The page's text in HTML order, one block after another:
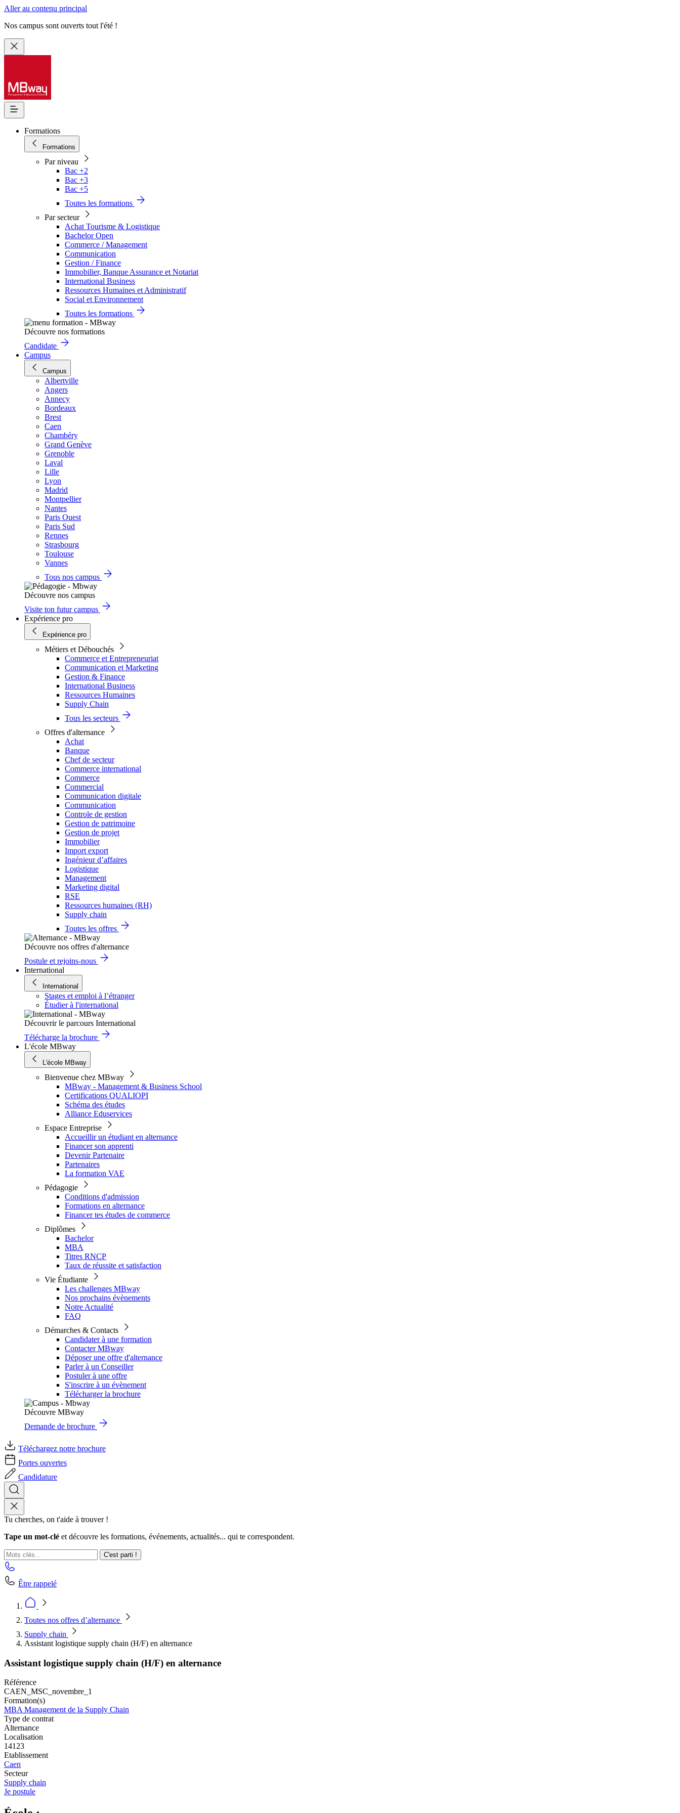
Aller au contenu principal
Nos campus sont ouverts tout l'été !
Formations
Formations
Par niveau
Bac +2
Bac +3
Bac +5
Toutes les formations
Par secteur
Achat Tourisme & Logistique
Bachelor Open
Commerce / Management
Communication
Gestion / Finance
Immobilier, Banque Assurance et Notariat
International Business
Ressources Humaines et Administratif
Social et Environnement
Toutes les formations
Découvre nos formations
Candidate
Campus
Campus
Albertville
Angers
Annecy
Bordeaux
Brest
Caen
Chambéry
Grand Genève
Grenoble
Laval
Lille
Lyon
Madrid
Montpellier
Nantes
Paris Ouest
Paris Sud
Rennes
Strasbourg
Toulouse
Vannes
Tous nos campus
Découvre nos campus
Visite ton futur campus
Expérience pro
Expérience pro
Métiers et Débouchés
Commerce et Entrepreneuriat
Communication et Marketing
Gestion & Finance
International Business
Ressources Humaines
Supply Chain
Tous les secteurs
Offres d'alternance
Achat
Banque
Chef de secteur
Commerce international
Commerce
Commercial
Communication digitale
Communication
Controle de gestion
Gestion de patrimoine
Gestion de projet
Immobilier
Import export
Ingénieur d’affaires
Logistique
Management
Marketing digital
RSE
Ressources humaines (RH)
Supply chain
Toutes les offres
Découvre nos offres d'alternance
Postule et rejoins-nous
International
International
Stages et emploi à l’étranger
Étudier à l'international
Découvrir le parcours International
Télécharge la brochure
L'école MBway
L'école MBway
Bienvenue chez MBway
MBway - Management & Business School
Certifications QUALIOPI
Schéma des études
Alliance Eduservices
Espace Entreprise
Accueillir un étudiant en alternance
Financer son apprenti
Devenir Partenaire
Partenaires
La formation VAE
Pédagogie
Conditions d'admission
Formations en alternance
Financer tes études de commerce
Diplômes
Bachelor
MBA
Titres RNCP
Taux de réussite et satisfaction
Vie Étudiante
Les challenges MBway
Nos prochains évènements
Notre Actualité
FAQ
Démarches & Contacts
Candidater à une formation
Contacter MBway
Déposer une offre d'alternance
Parler à un Conseiller
Postuler à une offre
S'inscrire à un évènement
Télécharger la brochure
Découvre MBway
Demande de brochure
Téléchargez notre brochure
Portes ouvertes
Candidature
Tu cherches, on t'aide à trouver !
Tape un mot-clé et découvre les formations, événements, actualités... qui te correspondent.
C'est parti !
Être rappelé
Toutes nos offres d’alternance
Supply chain
Assistant logistique supply chain (H/F) en alternance
Assistant logistique supply chain (H/F) en alternance
Référence
CAEN_MSC_novembre_1
Formation(s)
MBA Management de la Supply Chain
Type de contrat
Alternance
Localisation
14123
Etablissement
Caen
Secteur
Supply chain
Je postule